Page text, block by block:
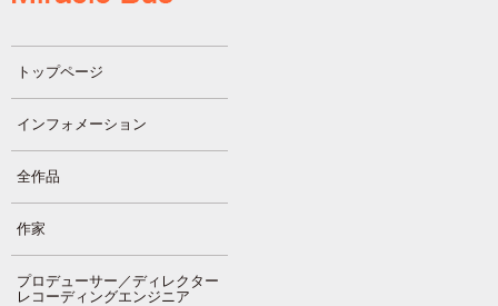
トップページ
インフォメーション
全作品
作家
プロデューサー／ディレクター
レコーディングエンジニア